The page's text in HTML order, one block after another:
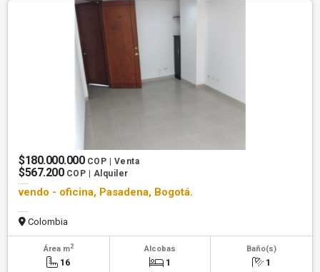
$180.000.000 COP | Venta
$567.200 COP | Alquiler
vendo - oficina, Pasadena, Bogotá.
Colombia
Área m2
16
Alcobas
1
Baño(s)
1